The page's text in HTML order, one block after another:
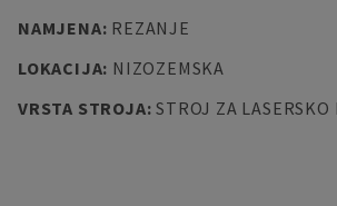
NAMJENA: REZANJE
LOKACIJA: NIZOZEMSKA
VRSTA STROJA:STROJ ZA